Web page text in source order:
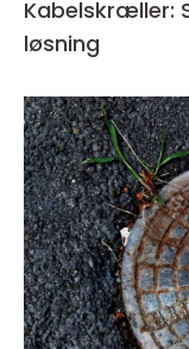
Kabelskræller:
løsning